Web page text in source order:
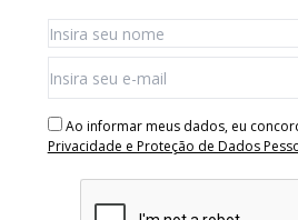
Ao informar meus dados, eu
Privacidade e Proteção de Dados